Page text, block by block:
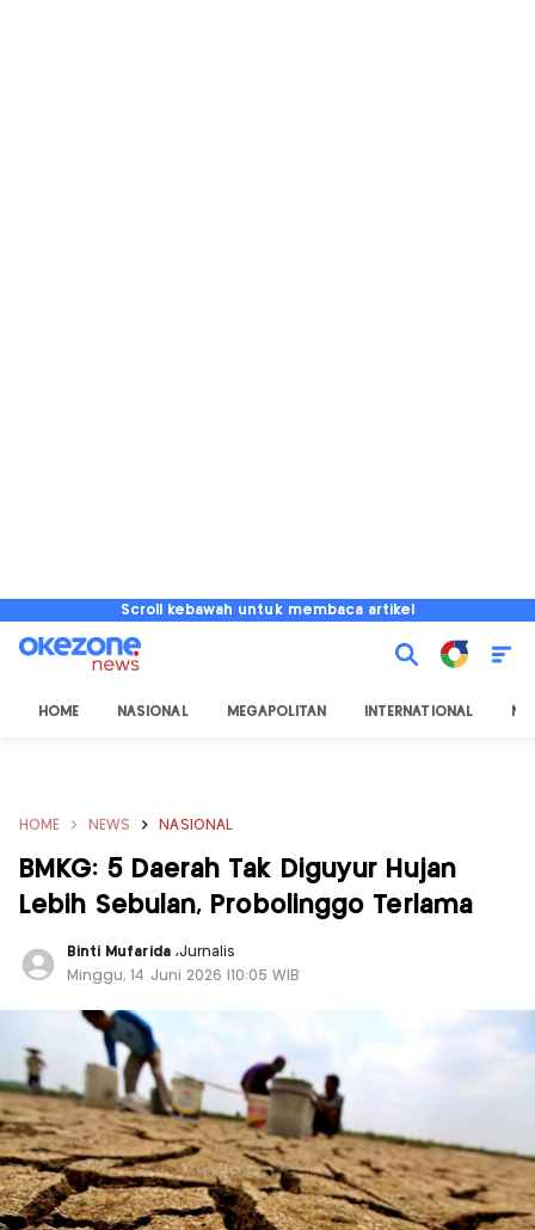
Scroll kebawah untuk membaca artikel
HOME NASIONAL MEGAPOLITAN INTERNATIONAL
HOME NEWS NASIONAL
BMKG: 5 Daerah Tak Diguyur Hujan
Lebih Sebulan, Probolinggo Terlama
Binti Mufarida ,Jurnalis
Minggu, 14 Juni 2026 |10:05 WIB